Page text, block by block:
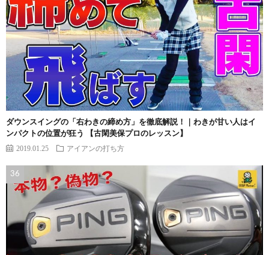
ダウンスイングの「右わきの締め方」を徹底解説！｜わきが甘い人はイ
ンパクトの位置が狂う 【古閑美保プロのレッスン】
2019.01.25 アイアンの打ち方